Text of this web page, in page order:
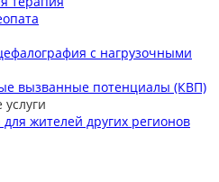
с нагрузочными
вызванные потенциалы (КВП)
жителей других регионов